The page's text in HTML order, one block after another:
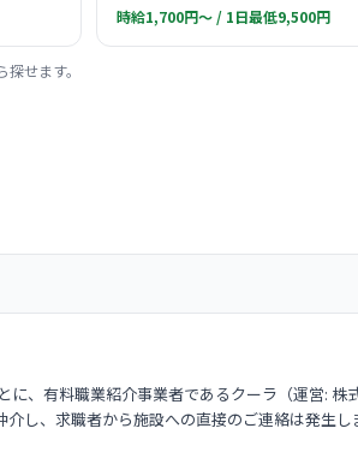
時給1,700円〜 / 1日最低9,500円
せます。
、有料職業紹介事業者であるクーラ（運営:
し、求職者から施設への直接のご連絡は発生